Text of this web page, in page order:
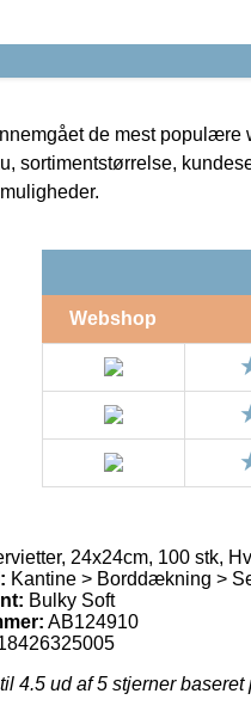
de mest populære
sortimentstørrelse,
Webshop
24x24cm, 100 stk,
Kantine > Borddækning >
Bulky Soft
AB124910
4.5 ud af 5 stjerner baseret